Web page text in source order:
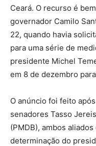
Ceará. O recurso é
governador Camilo
22, quando havia
para uma série de
presidente Michel
em 8 de dezembro
O anúncio foi feito
senadores Tasso
(PMDB), ambos
determinação do